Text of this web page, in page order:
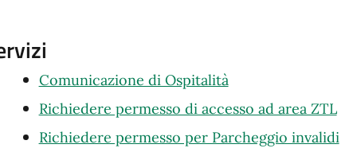
Comunicazione di Ospitalità
Richiedere permesso di accesso ad area ZTL
Richiedere permesso per Parcheggio invalidi